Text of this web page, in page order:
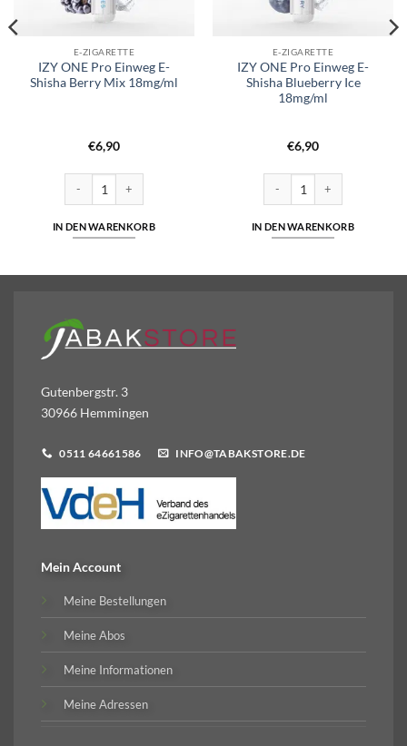
E-ZIGARETTE
IZY ONE Pro Einweg E-
Shisha Berry Mix 18mg/ml
€6,90
IN DEN WARENKORB
E-ZIGARETTE
IZY ONE Pro Einweg E-
Shisha Blueberry Ice
18mg/ml
€6,90
IN DEN WARENKORB
Gutenbergstr. 3
30966 Hemmingen
0511 64661586 INFO@TABAKSTORE.DE
Mein Account
Meine Bestellungen
Meine Abos
Meine Informationen
Meine Adressen